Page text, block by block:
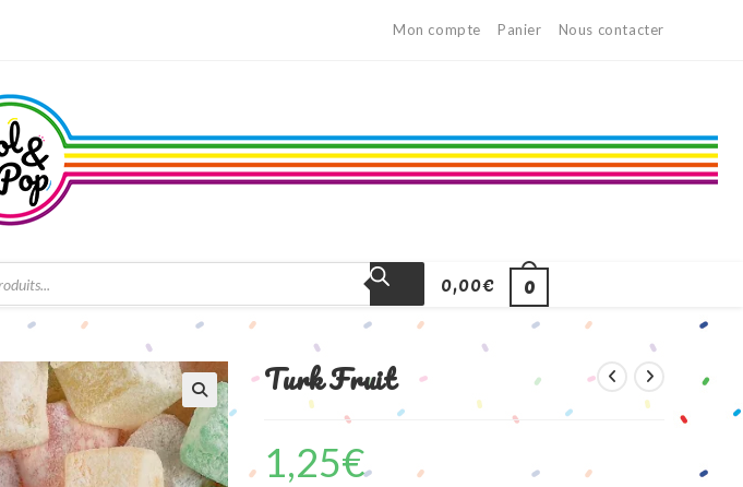
Mon compte Panier Nous contacter
0,00€ 0
🔍
Turk Fruit
1,25€